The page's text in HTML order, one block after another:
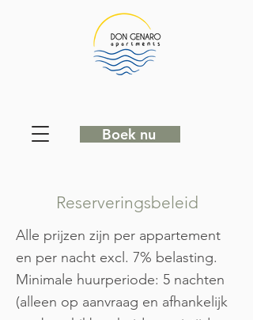
Boek nu
Reserveringsbeleid
Alle prijzen zijn per appartement
en per nacht excl. 7% belasting.
Minimale huurperiode: 5 nachten
(alleen op aanvraag en afhankelijk